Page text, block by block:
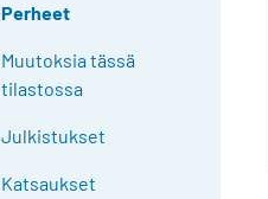
Perheet
Muutoksia tässä
tilastossa
Julkistukset
Katsaukset